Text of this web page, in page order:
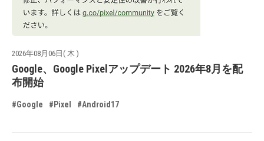
2026年08月06日( 木 )
Google、Google Pixelアップデート 2026年8月を配
布開始
#Google #Pixel #Android17